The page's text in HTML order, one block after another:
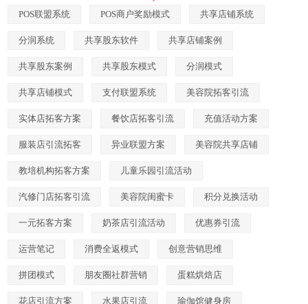
POS联盟系统 POS商户奖励模式 共享店铺系统
分润系统 共享股东软件 共享店铺案例
共享股东案例 共享股东模式 分润模式
共享店铺模式 支付联盟系统 美容院拓客引流
实体店拓客方案 餐饮店拓客引流 充值活动方案
服装店引流拓客 异业联盟方案 美容院共享店铺
教培机构拓客方案 儿童乐园引流活动
汽修门店拓客引流 美容院闺蜜卡 积分兑换活动
一元拓客方案 奶茶店引流活动 优惠券引流
运营笔记 消费全返模式 创意营销思维
拼团模式 朋友圈社群营销 蛋糕烘焙店
花店引流方案 水果店引流 瑜伽馆健身房